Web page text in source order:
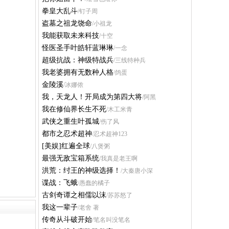
拳皇大乱斗/钉子周
盗墓之祖龙饶命/小祖龙
我能获取未来科技/十空
怪医圣手叶皓轩蓝琳琳/一念
超级抗战：神级特战兵/三线特种兵
我老婆拥有无数种人格/鸽蛋
金陵溪/冰娜侬
我，天龙人！开局成为第四大将/阿黑
我在修仙界长生不死/木工米青
武侠之重生叶孤城/伤了风
都市之忍术超神/忍术超神123
[美娱]红遍全球/八煲粥
最强无敌宝箱系统/我真是老王啊
洪荒：纣王的神级选择！ /大秦唐小深
谍战：飞蛾/愚蠢的橘子
古剑奇谭之相儒以沫/苏苏怒了
我这一辈子/老舍 著
传奇从斗破开始/笔名叫没笔名